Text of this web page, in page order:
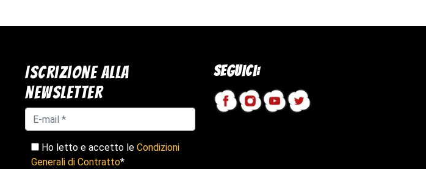
Iscrizione alla
newsletter
Ho letto e accetto le Condizioni
Generali di Contratto*
Seguici: